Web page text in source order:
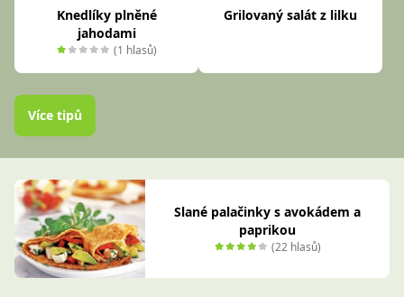
Knedlíky plněné
jahodami
(1 hlasů)
Grilovaný salát z lilku
Více tipů
Slané palačinky s avokádem a
paprikou
(22 hlasů)